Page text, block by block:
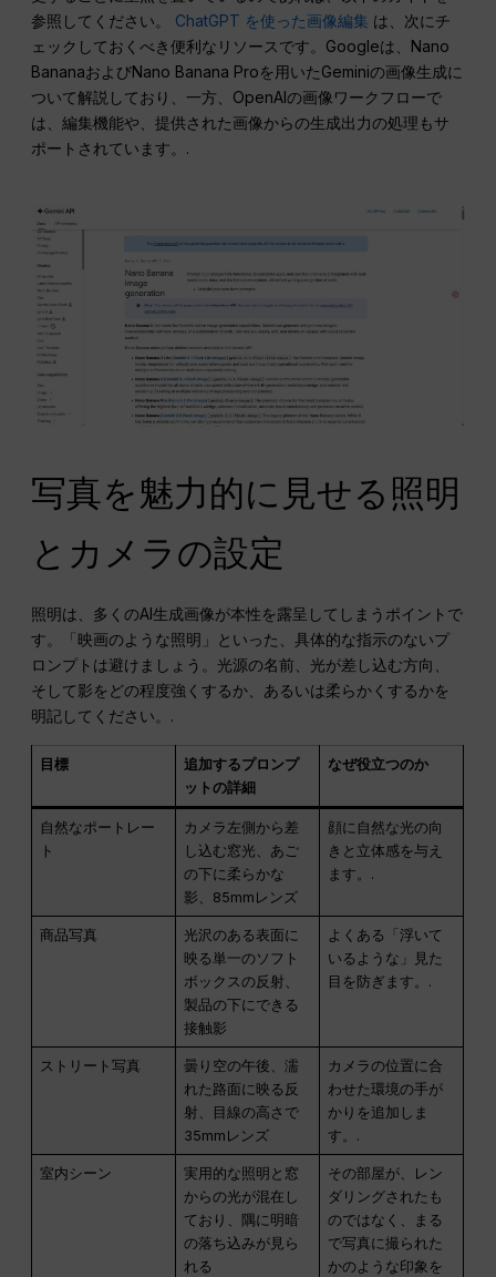
参照してください。 ChatGPT を使った画像編集 は、次にチ
ェックしておくべき便利なリソースです。Googleは、Nano
BananaおよびNano Banana Proを用いたGeminiの画像生成に
ついて解説しており、一方、OpenAIの画像ワークフローで
は、編集機能や、提供された画像からの生成出力の処理もサ
ポートされています。.
写真を魅力的に見せる照明
とカメラの設定
照明は、多くのAI生成画像が本性を露呈してしまうポイントで
す。「映画のような照明」といった、具体的な指示のないプ
ロンプトは避けましょう。光源の名前、光が差し込む方向、
そして影をどの程度強くするか、あるいは柔らかくするかを
明記してください。.
目標
追加するプロンプ
ットの詳細
なぜ役立つのか
自然なポートレー
ト
カメラ左側から差
し込む窓光、あご
の下に柔らかな
影、85mmレンズ
顔に自然な光の向
きと立体感を与え
ます。.
商品写真
光沢のある表面に
映る単一のソフト
ボックスの反射、
製品の下にできる
接触影
よくある「浮いて
いるような」見た
目を防ぎます。.
ストリート写真
曇り空の午後、濡
れた路面に映る反
射、目線の高さで
35mmレンズ
カメラの位置に合
わせた環境の手が
かりを追加しま
す。.
室内シーン
実用的な照明と窓
からの光が混在し
ており、隅に明暗
の落ち込みが見ら
れる
その部屋が、レン
ダリングされたも
のではなく、まる
で写真に撮られた
かのような印象を